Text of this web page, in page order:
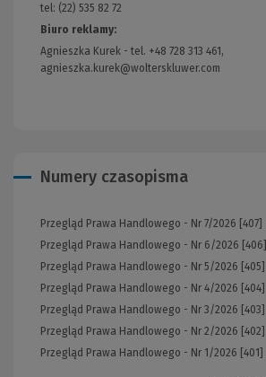
tel: (22) 535 82 72
Biuro reklamy:
Agnieszka Kurek - tel. +48 728 313 461,
agnieszka.kurek@wolterskluwer.com
Numery czasopisma
Przegląd Prawa Handlowego - Nr 7/2026 [407]
Przegląd Prawa Handlowego - Nr 6/2026 [406]
Przegląd Prawa Handlowego - Nr 5/2026 [405]
Przegląd Prawa Handlowego - Nr 4/2026 [404]
Przegląd Prawa Handlowego - Nr 3/2026 [403]
Przegląd Prawa Handlowego - Nr 2/2026 [402]
Przegląd Prawa Handlowego - Nr 1/2026 [401]